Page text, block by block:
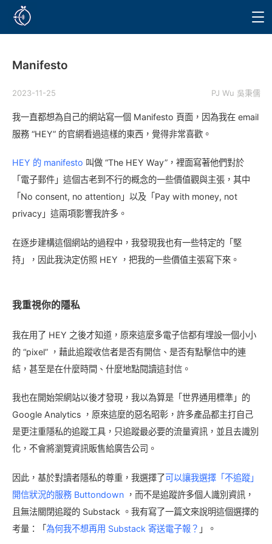
Manifesto
2023-11-25 PJ Wu 吳秉儒
我一直都想為自己的網站寫一個 Manifesto 頁面，因為我在 email
服務 “HEY” 的官網看過這樣的東西，覺得非常喜歡。
HEY 的 manifesto 叫做 “The HEY Way”，裡面寫著他們對於
「電子郵件」這個古老到不行的概念的一些價值觀與主張，其中
「No consent, no attention」以及「Pay with money, not
privacy」這兩項影響我許多。
在逐步建構這個網站的過程中，我發現我也有一些特定的「堅
持」，因此我決定仿照 HEY ，把我的一些價值主張寫下來。
我重視你的隱私
我在用了 HEY 之後才知道，原來這麼多電子信都有埋設一個小小
的 “pixel” ，藉此追蹤收信者是否有開信、是否有點擊信中的連
結，甚至是在什麼時間、什麼地點閱讀這封信。
我也在開始架網站以後才發現，我以為算是「世界通用標準」的
Google Analytics ，原來這麼的惡名昭彰，許多產品都主打自己
是更注重隱私的追蹤工具，只追蹤最必要的流量資訊，並且去識別
化，不會將瀏覽資訊販售給廣告公司。
因此，基於對讀者隱私的尊重，我選擇了可以讓我選擇「不追蹤」
開信狀況的服務 Buttondown，而不是追蹤許多個人識別資訊，
且無法關閉追蹤的 Substack 。我有寫了一篇文來說明這個選擇的
考量：「為何我不想再用 Substack 寄送電子報？ 」。